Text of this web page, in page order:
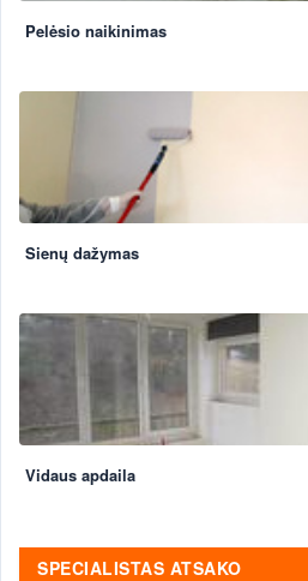
Pelėsio naikinimas
Sienų dažymas
Vidaus apdaila
SPECIALISTAS ATSAKO